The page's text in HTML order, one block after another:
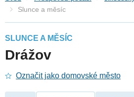
Slunce a měsíc
SLUNCE A MĚSÍC
Drážov
Označit jako domovské město